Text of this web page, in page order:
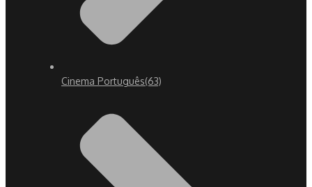
Cinema Português(63)